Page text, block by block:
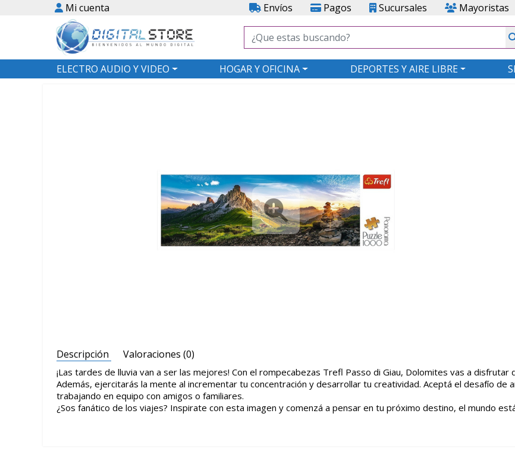
Mi cuenta Envíos Pagos Sucursales Mayoristas
ELECTRO AUDIO Y VIDEO HOGAR Y OFICINA DEPORTES Y AIRE LIBRE
Descripción Valoraciones (0)
¡Las tardes de lluvia van a ser las mejores! Con el rompecabezas Trefl Passo di Giau, Dolomites vas a
Además, ejercitarás la mente al incrementar tu concentración y desarrollar tu creatividad. Aceptá el desafío de
trabajando en equipo con amigos o familiares.
¿Sos fanático de los viajes? Inspirate con esta imagen y comenzá a pensar en tu próximo destino, el mundo